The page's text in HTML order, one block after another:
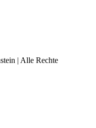
| Alle Rechte